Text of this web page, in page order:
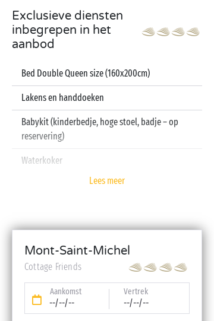
Exclusieve diensten
inbegrepen in het
aanbod
Bed Double Queen size (160x200cm)
Lakens en handdoeken
Babykit (kinderbedje, hoge stoel, badje – op
reservering)
Waterkoker
Lees meer
Mont-Saint-Michel
Cottage Friends
Aankomst
--/--/--
Vertrek
--/--/--